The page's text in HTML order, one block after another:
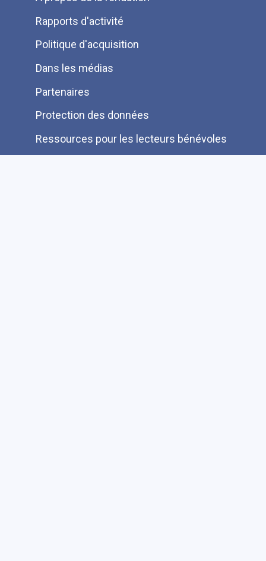
Pied
de
page
Rapports d'activité
Politique d'acquisition
Dans les médias
Partenaires
Protection des données
Ressources pour les lecteurs bénévoles